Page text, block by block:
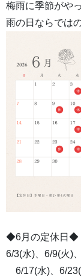
梅雨に季節がや
雨の日ならでは
◆6月の定休日◆
6/3(水)、6/9(火)
6/17(水)、6/